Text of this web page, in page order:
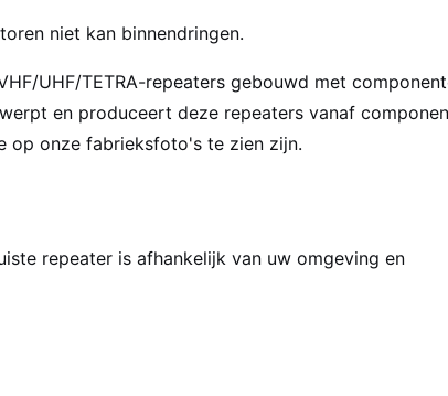
niet kan binnendringen.
UHF/TETRA-repeaters gebouwd met
en produceert deze repeaters vanaf
op onze fabrieksfoto's te zien zijn.
repeater is afhankelijk van uw omgeving en